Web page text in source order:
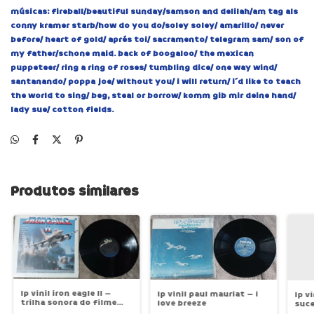
músicas: fireball/beautiful sunday/samson and delilah/am tag als
conny kramer starb/how do you do/soley soley/ amarillo/ never
before/ heart of gold/ aprés toi/ sacramento/ telegram sam/ son of
my father/schone maid. back of boogaloo/ the mexican
puppeteer/ ring a ring of roses/ tumbling dice/ one way wind/
santanando/ poppa joe/ without you/ i will return/ i´d like to teach
the world to sing/ beg, steal or borrow/ komm gib mir deine hand/
lady sue/ cotton fields.
Produtos similares
lp vinil iron eagle II –
trilha sonora do filme
lp vinil paul mauriat – i
love breeze
lp